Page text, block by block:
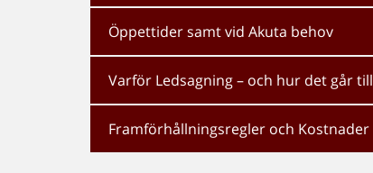
Öppettider samt vid Akuta behov
Varför Ledsagning – och hur det går till
Framförhållningsregler och Kostnader